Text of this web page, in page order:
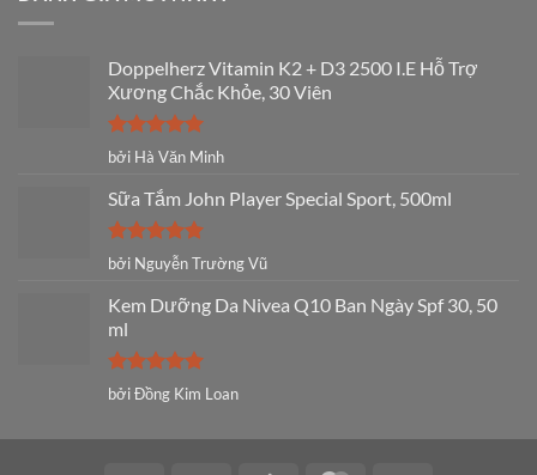
Doppelherz Vitamin K2 + D3 2500 I.E Hỗ Trợ
Xương Chắc Khỏe, 30 Viên
Được xếp
sao
bởi Hà Văn Minh
Sữa Tắm John Player Special Sport, 500ml
Được xếp
hạng
5
sao
bởi Nguyễn Trường Vũ
Kem Dưỡng Da Nivea Q10 Ban Ngày Spf 30, 50
ml
Được xếp
55
bởi Đồng Kim Loan